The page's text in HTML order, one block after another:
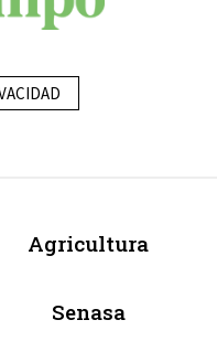
Agricultura
Senasa